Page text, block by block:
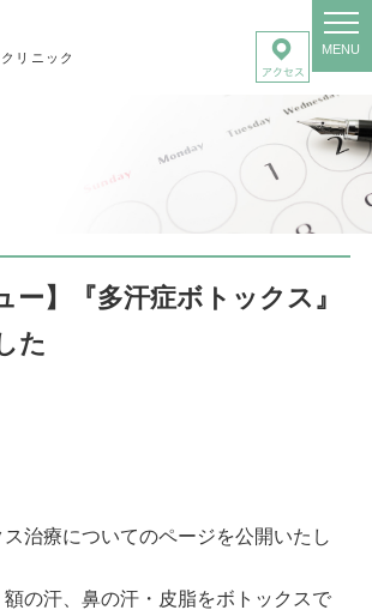
リニック
MENU
ー】『多汗症ボトックス』
た
治療についてのページを公開いたし
額の汗、鼻の汗・皮脂をボトックスで